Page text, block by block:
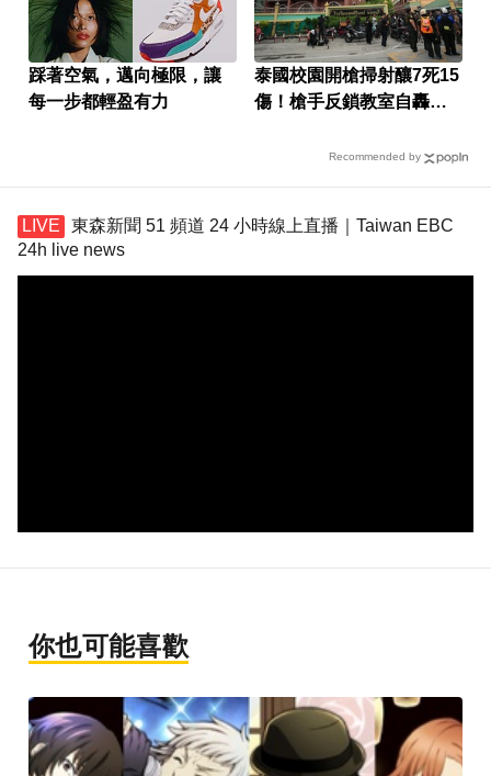
踩著空氣，邁向極限，讓
每一步都輕盈有力
泰國校園開槍掃射釀7死15
傷！槍手反鎖教室自轟身
Recommended by
東森新聞 51 頻道 24 小時線上直播｜Taiwan EBC
24h live news
你也可能喜歡